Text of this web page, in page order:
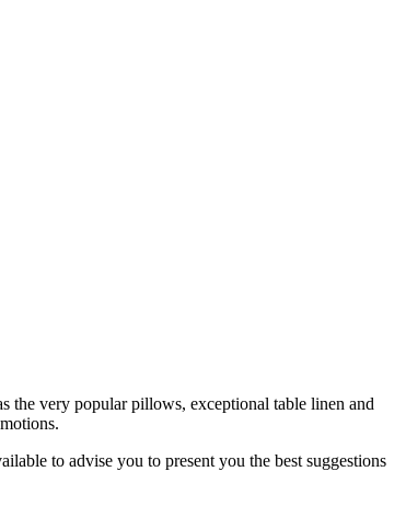
the very popular pillows, exceptional table linen and
to advise you to present you the best suggestions